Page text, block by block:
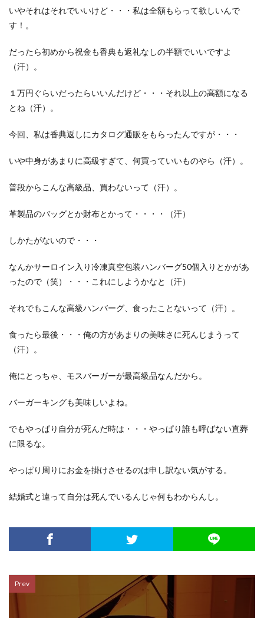
いやそれはそれでいいけど・・・私は全額もらって欲しいんで
す！。
だったら初めから祝金も香典も返礼なしの半額でいいですよ
（汗）。
１万円ぐらいだったらいいんだけど・・・それ以上の高額になる
とね（汗）。
今回、私は香典返しにカタログ通販をもらったんですが・・・
いや中身があまりに高級すぎて、何買っていいものやら（汗）。
普段からこんな高級品、買わないって（汗）。
革製品のバッグとか財布とかって・・・・（汗）
しかたがないので・・・
なんかサーロイン入り冷凍真空包装ハンバーグ50個入りとかがあ
ったので（笑）・・・これにしようかなと（汗）
それでもこんな高級ハンバーグ、食ったことないって（汗）。
食ったら最後・・・俺の方があまりの美味さに死んじまうって
（汗）。
俺にとっちゃ、モスバーガーが最高級品なんだから。
バーガーキングも美味しいよね。
でもやっぱり自分が死んだ時は・・・やっぱり誰も呼ばない直葬
に限るな。
やっぱり周りにお金を掛けさせるのは申し訳ない気がする。
結婚式と違って自分は死んでいるんじゃ何もわからんし。
Prev